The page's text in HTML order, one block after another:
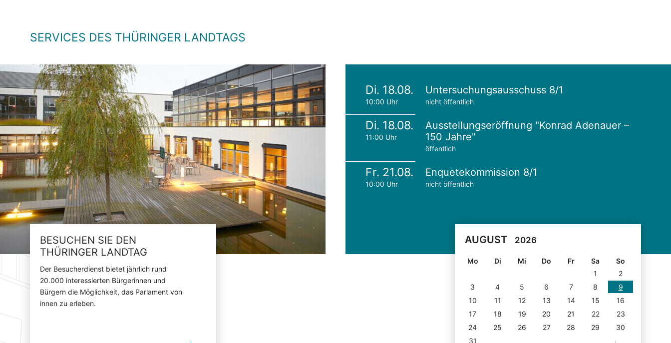
SERVICES DES THÜRINGER LANDTAGS
BESUCHEN SIE DEN
THÜRINGER LANDTAG
Der Besucherdienst bietet jährlich rund
20.000 interessierten Bürgerinnen und
Bürgern die Möglichkeit, das Parlament von
innen zu erleben.
Di. 18.08.
10:00 Uhr
Untersuchungsausschuss 8/1
nicht öffentlich
Di. 18.08.
11:00 Uhr
Ausstellungseröffnung "Konrad Adenauer –
150 Jahre"
öffentlich
Fr. 21.08.
10:00 Uhr
Enquetekommission 8/1
nicht öffentlich
AUGUST 2026
Mo Di Mi Do Fr Sa
So
1
2
3
4 5 6 7 8
9
10
11 12 13 14 15
16
17
18 19 20 21 22
23
24
25 26 27 28 29
30
31